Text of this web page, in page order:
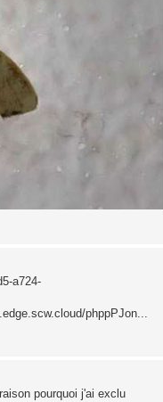
a724-
phppPJon...
pourquoi j'ai exclu